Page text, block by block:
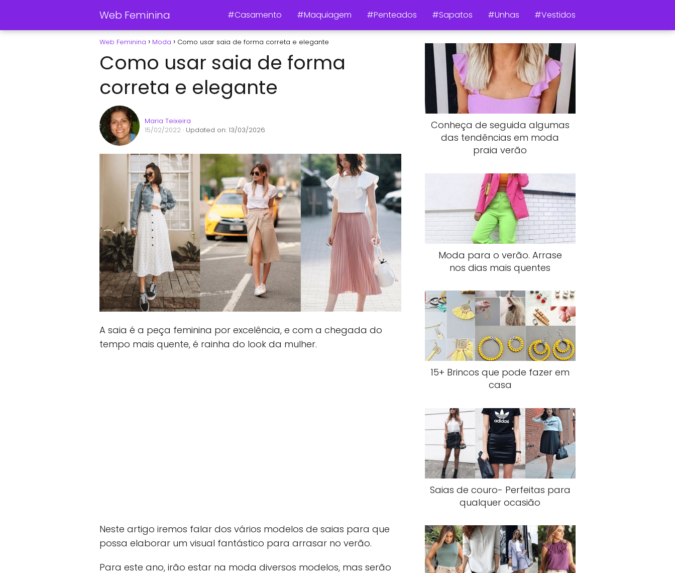
Web Feminina #Casamento #Maquiagem #Penteados #Sapatos #Unhas #Vestidos
Web Feminina Moda Como usar saia de forma correta e elegante
Como usar saia de forma
correta e elegante
Maria Teixeira
15/02/2022 · Updated on: 13/03/2026
A saia é a peça feminina por excelência, e com a chegada do
tempo mais quente, é rainha do look da mulher.
Neste artigo iremos falar dos vários modelos de saias para que
possa elaborar um visual fantástico para arrasar no verão.
Para este ano, irão estar na moda diversos modelos, mas serão
Conheça de seguida algumas
das tendências em moda
praia verão
Moda para o verão. Arrase
nos dias mais quentes
15+ Brincos que pode fazer em
casa
Saias de couro- Perfeitas para
qualquer ocasião